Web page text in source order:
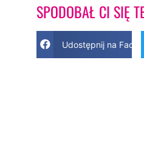
SPODOBAŁ CI SIĘ
Udostępnij na